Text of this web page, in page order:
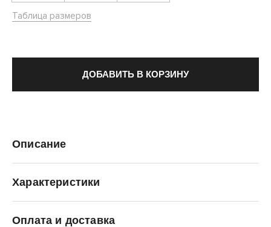
Таблица размеров
ДОБАВИТЬ В КОРЗИНУ
Описание
Характеристики
Оплата и доставка